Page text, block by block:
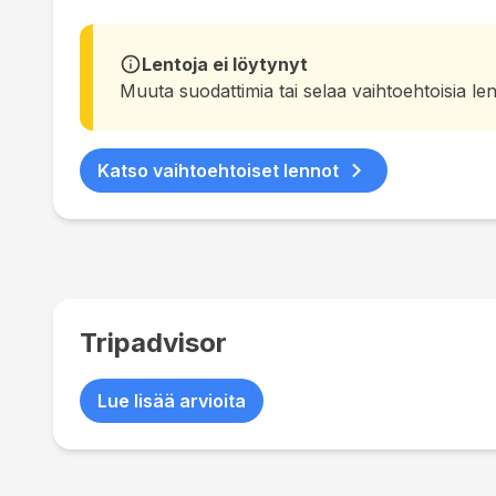
Lentoja ei löytynyt
Muuta suodattimia tai selaa vaihtoehtoisia
Katso vaihtoehtoiset lennot
Tripadvisor
Lue lisää arvioita